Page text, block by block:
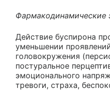
Фармакодинамические
Действие буспирона
уменьшении
головокружения
постуральное
эмоционального
тревоги, страха,